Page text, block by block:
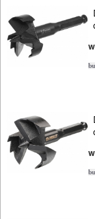
kątowych
Do
szlif.
szlif.
oscylacy..
Do